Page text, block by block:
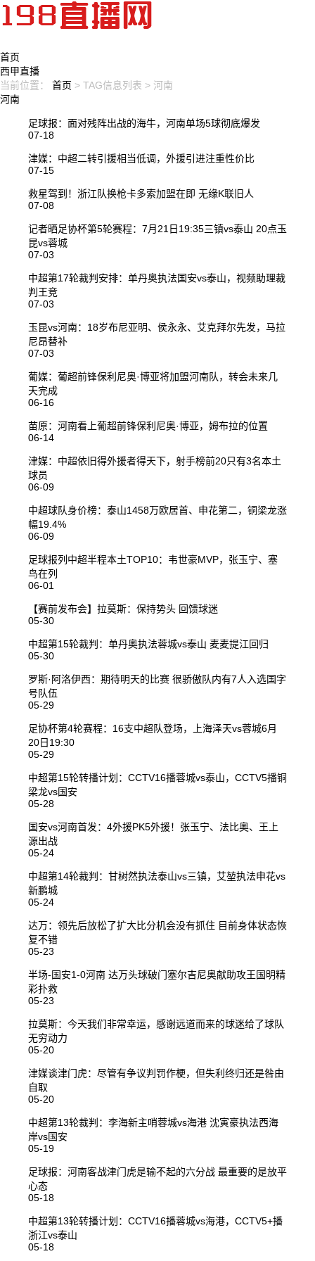
首页
西甲直播
当前位置： 首页 > TAG信息列表 > 河南
河南
足球报：面对残阵出战的海牛，河南单场5球彻底爆发
07-18
津媒：中超二转引援相当低调，外援引进注重性价比
07-15
救星驾到！浙江队换枪卡多索加盟在即 无缘K联旧人
07-08
记者晒足协杯第5轮赛程：7月21日19:35三镇vs泰山 20点玉
昆vs蓉城
07-03
中超第17轮裁判安排：单丹奥执法国安vs泰山，视频助理裁
判王竞
07-03
玉昆vs河南：18岁布尼亚明、侯永永、艾克拜尔先发，马拉
尼昂替补
07-03
葡媒：葡超前锋保利尼奥·博亚将加盟河南队，转会未来几
天完成
06-16
苗原：河南看上葡超前锋保利尼奥·博亚，姆布拉的位置
06-14
津媒：中超依旧得外援者得天下，射手榜前20只有3名本土
球员
06-09
中超球队身价榜：泰山1458万欧居首、申花第二，铜梁龙涨
幅19.4%
06-09
足球报列中超半程本土TOP10：韦世豪MVP，张玉宁、塞
鸟在列
06-01
【赛前发布会】拉莫斯：保持势头 回馈球迷
05-30
中超第15轮裁判：单丹奥执法蓉城vs泰山 麦麦提江回归
05-30
罗斯·阿洛伊西：期待明天的比赛 很骄傲队内有7人入选国字
号队伍
05-29
足协杯第4轮赛程：16支中超队登场，上海泽天vs蓉城6月
20日19:30
05-29
中超第15轮转播计划：CCTV16播蓉城vs泰山，CCTV5播铜
梁龙vs国安
05-28
国安vs河南首发：4外援PK5外援！张玉宁、法比奥、王上
源出战
05-24
中超第14轮裁判：甘树然执法泰山vs三镇，艾堃执法申花vs
新鹏城
05-24
达万：领先后放松了扩大比分机会没有抓住 目前身体状态恢
复不错
05-23
半场-国安1-0河南 达万头球破门塞尔吉尼奥献助攻王国明精
彩扑救
05-23
拉莫斯：今天我们非常幸运，感谢远道而来的球迷给了球队
无穷动力
05-20
津媒谈津门虎：尽管有争议判罚作梗，但失利终归还是咎由
自取
05-20
中超第13轮裁判：李海新主哨蓉城vs海港 沈寅豪执法西海
岸vs国安
05-19
足球报：河南客战津门虎是输不起的六分战 最重要的是放平
心态
05-18
中超第13轮转播计划：CCTV16播蓉城vs海港，CCTV5+播
浙江vs泰山
05-18